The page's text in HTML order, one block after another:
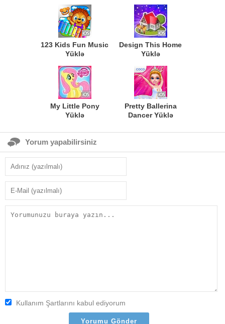
123 Kids Fun Music
Yüklə
Design This Home
Yüklə
My Little Pony
Yüklə
Pretty Ballerina
Dancer Yüklə
Yorum yapabilirsiniz
Kullanım Şartlarını kabul ediyorum